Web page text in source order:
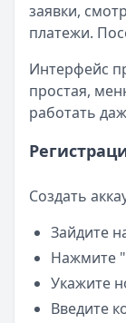
заявки,
платежи.
Интерфейс
простая,
работать
Создать
Зайдите
Нажмите
Укажите
Введите